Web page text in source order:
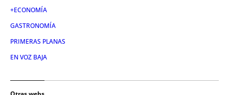
+ECONOMÍA
GASTRONOMÍA
PRIMERAS PLANAS
EN VOZ BAJA